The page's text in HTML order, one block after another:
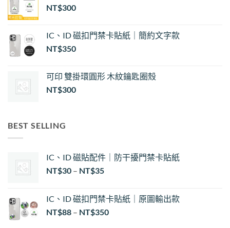
NT$300
IC、ID 磁扣門禁卡貼紙｜簡約文字款
NT$350
可印 雙掛環圓形 木紋鑰匙圈殼
NT$300
BEST SELLING
IC、ID 磁貼配件｜防干擾門禁卡貼紙
NT$30 – NT$35價
圍：
NT$30
IC、ID 磁扣門禁卡貼紙｜原圖輸出款
NT$88 – NT$350